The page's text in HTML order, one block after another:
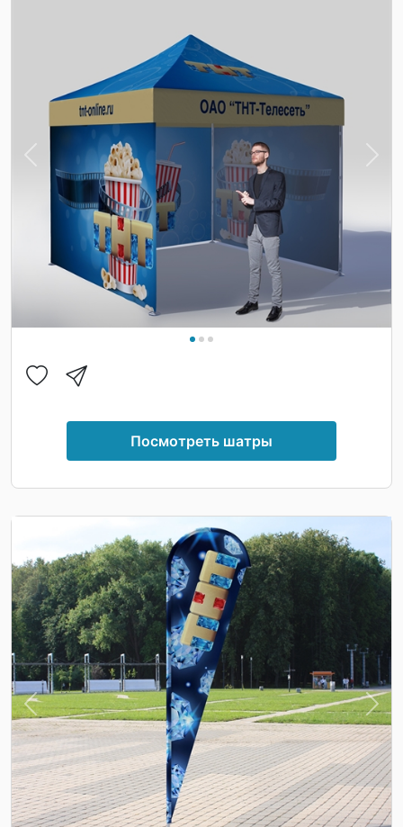
Previous
Посмотреть шатры
Previous Next